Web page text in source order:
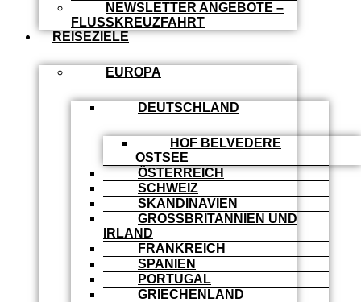
NEWSLETTER ANGEBOTE –
FLUSSKREUZFAHRT
REISEZIELE
EUROPA
DEUTSCHLAND
HOF BELVEDERE
OSTSEE
ÖSTERREICH
SCHWEIZ
SKANDINAVIEN
GROSSBRITANNIEN UND I
RLAND
FRANKREICH
SPANIEN
PORTUGAL
GRIECHENLAND